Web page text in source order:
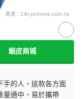
來源： 24h.pchome.com.tw
蝦皮商城
手的人，這款各方面
量適中、易於攜帶